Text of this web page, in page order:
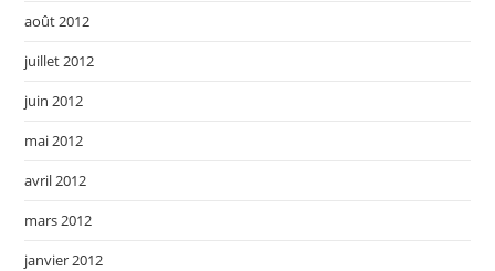
août 2012
juillet 2012
juin 2012
mai 2012
avril 2012
mars 2012
janvier 2012